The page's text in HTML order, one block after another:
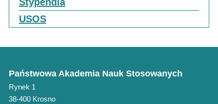
USOS
Państwowa Akademia Nauk Stosowanych
Rynek 1
38-400 Krosno